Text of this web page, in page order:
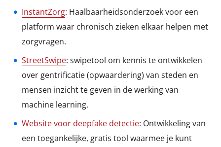
InstantZorg: Haalbaarheidsonderzoek voor een
platform waar chronisch zieken elkaar helpen met
zorgvragen.
StreetSwipe: swipetool om kennis te ontwikkelen
over gentrificatie (opwaardering) van steden en
mensen inzicht te geven in de werking van
machine learning.
Website voor deepfake detectie: Ontwikkeling van
een toegankelijke, gratis tool waarmee je kunt